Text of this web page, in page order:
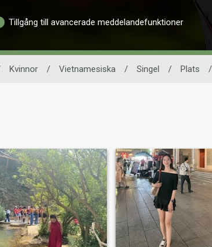
Tillgång till avancerade meddelandefunktioner
Kvinnor / Vietnamesiska / Singel / Plats /